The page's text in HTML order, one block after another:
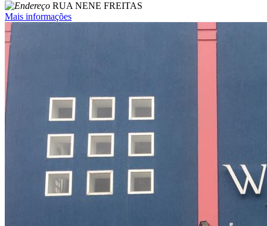
RUA NENE FREITAS
Mais informações